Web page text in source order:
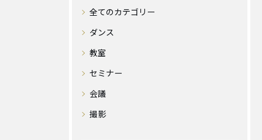
全てのカテゴリー
ダンス
教室
セミナー
会議
撮影